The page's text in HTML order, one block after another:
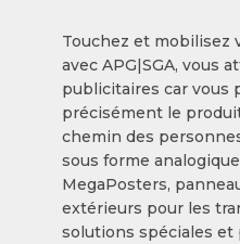
Touchez et mobilisez
avec APG|SGA, vous
publicitaires car vous
précisément le
chemin des
sous forme
MegaPosters,
extérieurs pour les
solutions spéciales et